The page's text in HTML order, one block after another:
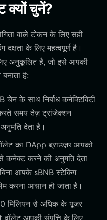
क्यों चुनें?
वाले टोकन के लिए सही
के लिए महत्वपूर्ण है।
अनुकूलित है, जो इसे आपकी
है:
चेन के साथ निर्बाध कनेक्टिविटी
समय तेज़ ट्रांजेक्शन
देता है।
का DApp ब्राउज़र आपको
कनेक्ट करने की अनुमति देता
आपके sBNB स्टेकिंग
करना आसान हो जाता है।
मिलियन से अधिक के यूजर
आपकी संपत्ति के लिए